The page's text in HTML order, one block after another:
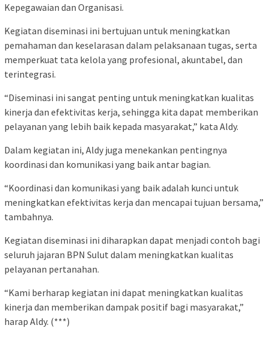
Kepegawaian dan Organisasi.
Kegiatan diseminasi ini bertujuan untuk meningkatkan
pemahaman dan keselarasan dalam pelaksanaan tugas, serta
memperkuat tata kelola yang profesional, akuntabel, dan
terintegrasi.
“Diseminasi ini sangat penting untuk meningkatkan kualitas
kinerja dan efektivitas kerja, sehingga kita dapat memberikan
pelayanan yang lebih baik kepada masyarakat,” kata Aldy.
Dalam kegiatan ini, Aldy juga menekankan pentingnya
koordinasi dan komunikasi yang baik antar bagian.
“Koordinasi dan komunikasi yang baik adalah kunci untuk
meningkatkan efektivitas kerja dan mencapai tujuan bersama,”
tambahnya.
Kegiatan diseminasi ini diharapkan dapat menjadi contoh bagi
seluruh jajaran BPN Sulut dalam meningkatkan kualitas
pelayanan pertanahan.
“Kami berharap kegiatan ini dapat meningkatkan kualitas
kinerja dan memberikan dampak positif bagi masyarakat,”
harap Aldy. (***)